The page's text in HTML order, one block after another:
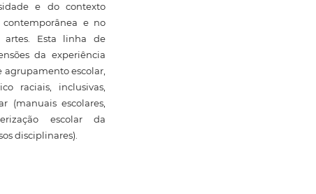
e do contexto
e no
artes. Esta linha de
da experiência
agrupamento escolar,
raciais, inclusivas,
(manuais escolares,
escolar da
disciplinares).